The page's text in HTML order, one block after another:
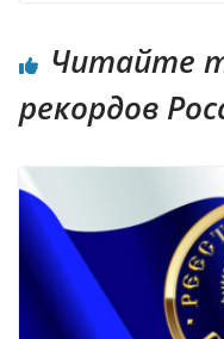
Читайте
рекордов